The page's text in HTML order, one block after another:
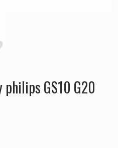
philips GS10 G20